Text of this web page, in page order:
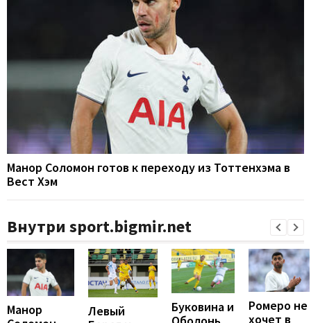
Манор Соломон готов к переходу из Тоттенхэма в
Вест Хэм
Внутри sport.bigmir.net
Манор
Левый
Буковина и
Ромеро не
хочет в